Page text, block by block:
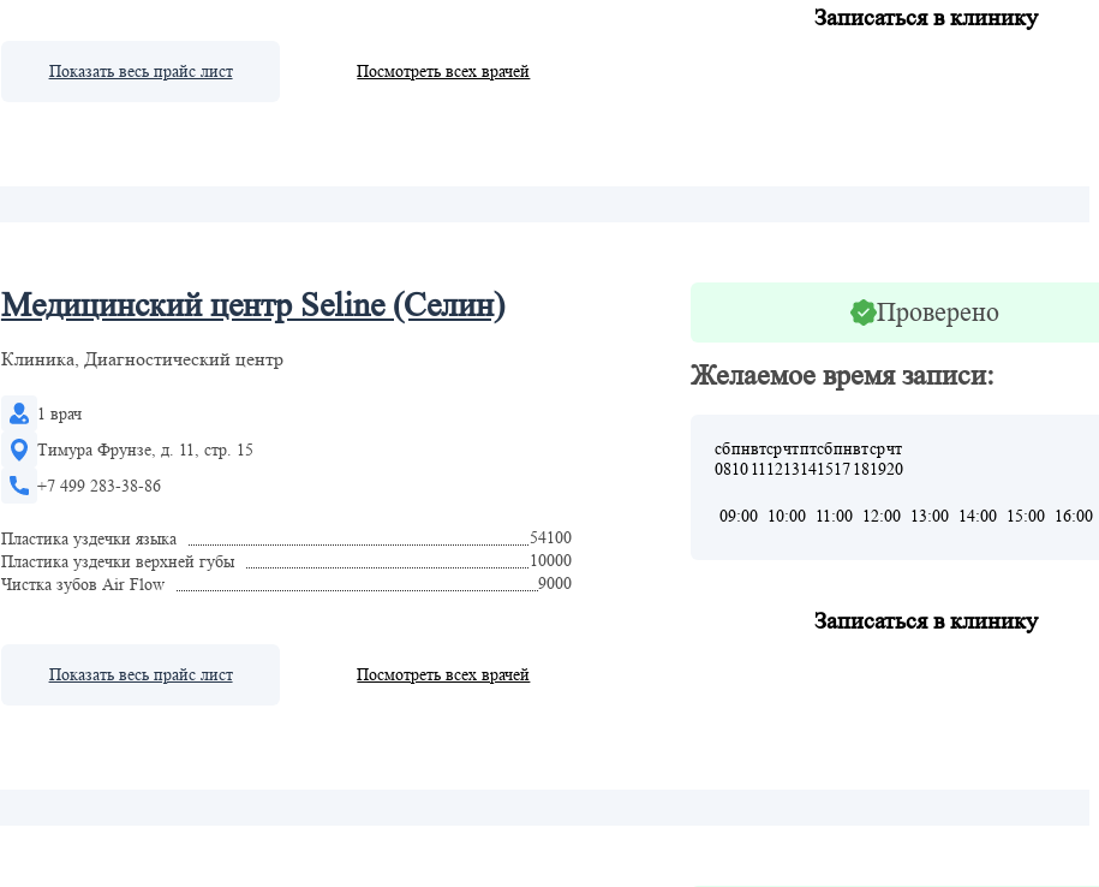
Показать весь прайс лист Посмотреть всех врачей
Записаться в клинику
Медицинский центр Seline (Селин)
Клиника, Диагностический центр
1 врач
Тимура Фрунзе, д. 11, стр. 15
+7 499 283-38-86
Пластика уздечки языка
54100
Пластика уздечки верхней губы
10000
Чистка зубов Air Flow
9000
Показать весь прайс лист Посмотреть всех врачей
Проверено
Желаемое время записи:
сб
08
пн
10
вт
11
ср
12
чт
13
пт
14
сб
15
пн
17
вт
18
ср
19
чт
20
09:00 10:00 11:00 12:00 13:00 14:00 15:00 16:00
Записаться в клинику